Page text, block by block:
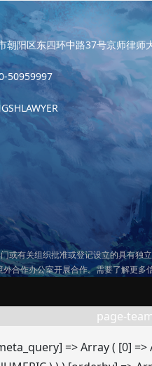
朝阳区东四环中路37号京师律师
50959997
或有关组织批准或登记设立的具有
合作办公室开展合作。需要了解更多
page-
=> Array ( [0]